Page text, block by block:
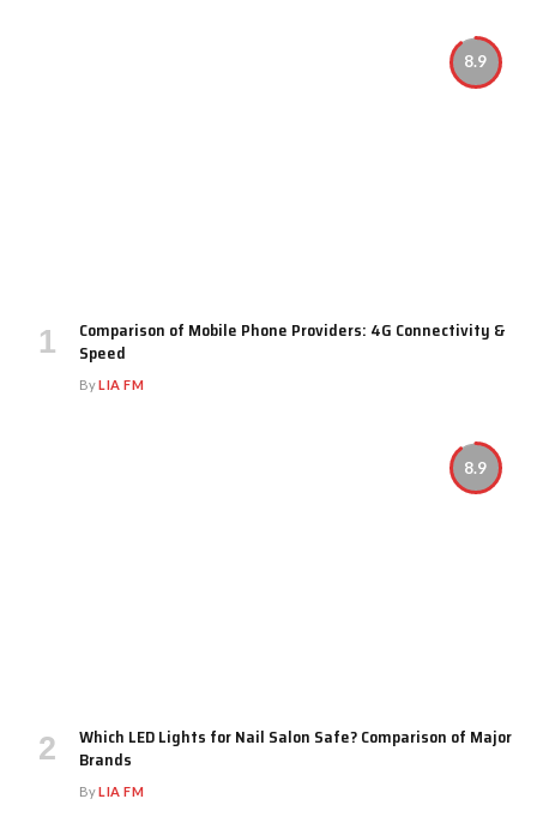
8.9
Comparison of Mobile Phone Providers: 4G Connectivity &
Speed
ByLIA FM
8.9
Which LED Lights for Nail Salon Safe? Comparison of Major
Brands
ByLIA FM